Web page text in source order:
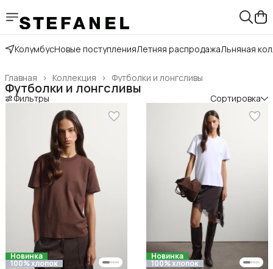
КолумбусНовые поступленияЛетняя распродажаЛьняная
Футболки и лонгсливы
Коллекция ›
Главная ›
Футболки и лонгсливы
Фильтры Сортировка
Новинка
100% хлопок
Новинка
100% хлопок